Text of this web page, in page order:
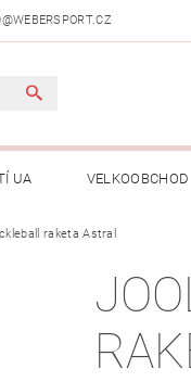
UA VELKOOBCHOD
raketa Astral